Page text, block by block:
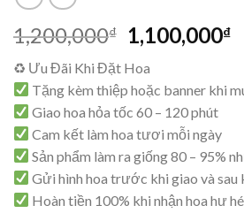
1,200,000₫
Giá
gốc
là:
1,200,000₫.
1,100,000₫
♻ Ưu Đãi Khi Đặt Hoa
Tặng kèm thiệp hoặc banner khi
Giao hoa hỏa tốc 60 – 120 phút
Cam kết làm hoa tươi mỗi ngày
Sản phẩm làm ra giống 80 – 95%
Gửi hình hoa trước khi giao và sau
Hoàn tiền 100% khi nhận hoa hư